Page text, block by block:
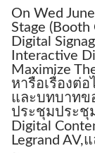
On Wed
Stage
Digital
Interactive
Maximize
หารือเรื่องต่
และบทบาทข
ประชุมประชุ
Digital
Legrand